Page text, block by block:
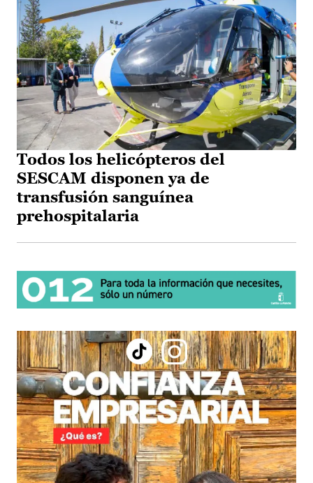
Todos los helicópteros del
SESCAM disponen ya de
transfusión sanguínea
prehospitalaria